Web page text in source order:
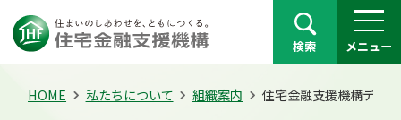
検索 メニュー
HOME 私たちについて 組織案内 住宅金融支援機構デジ